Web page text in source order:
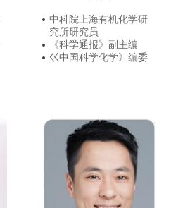
中科院上海有机化学研
究所研究员
《科学通报》副主编
巜中国科学化学》编委